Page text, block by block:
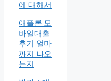
에 대해서
애플론 모
바일대출
후기 얼마
까지 나오
는지